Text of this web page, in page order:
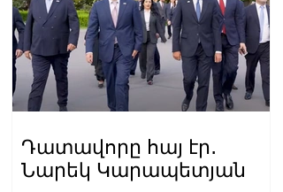
Դատավորը հայ էր․
Նարեկ Կարապետյան